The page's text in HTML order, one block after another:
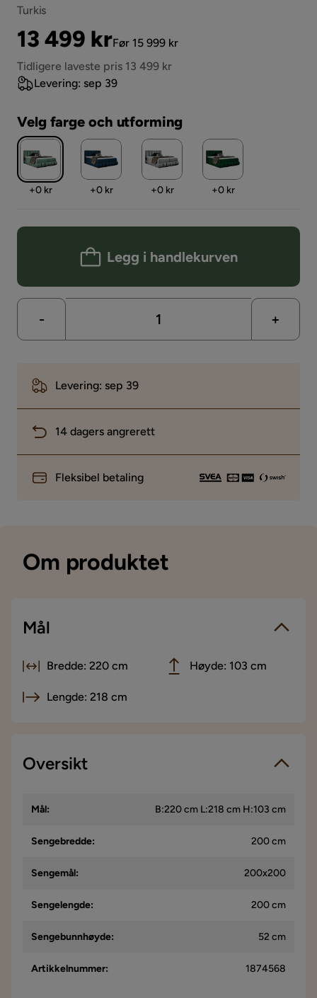
Turkis
Pris
13 499 kr
Original
Pris
Før 15 999 kr
Tidligere laveste pris 13 499 kr
Levering: sep 39
Velg farge och utforming
Pris
+0 kr Pris
+0 kr Pris
+0 kr Pris
+0 kr
Legg i handlekurven
- +
Levering: sep 39
14 dagers angrerett
Fleksibel betaling
Om produktet
Mål
Bredde: 220 cm Høyde: 103 cm
Lengde: 218 cm
Oversikt
Mål: B:220 cm L:218 cm H:103 cm
Sengebredde: 200 cm
Sengemål: 200x200
Sengelengde: 200 cm
Sengebunnhøyde: 52 cm
Artikkelnummer: 1874568